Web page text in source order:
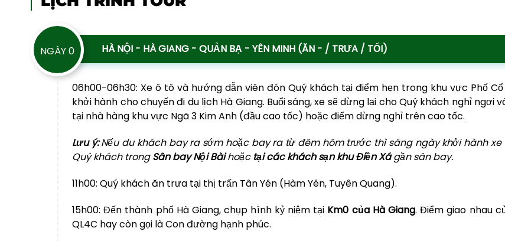
NGÀY 0 HÀ NỘI - HÀ GIANG - QUẢN BẠ - YÊN MINH (ĂN - / TRƯA / TỐI)
06h00-06h30: Xe ô tô và hướng dẫn viên đón Quý khách tại điểm hẹn trong khu vực Phố
khởi hành cho chuyến đi du lịch Hà Giang. Buổi sáng, xe sẽ dừng lại cho Quý khách nghỉ ngơi
tại nhà hàng khu vực Ngã 3 Kim Anh (đầu cao tốc) hoặc điểm dừng nghỉ trên cao tốc.
Lưu ý:Nếu du khách bay ra sớm hoặc bay ra từ đêm hôm trước thì sáng ngày khởi hành xe
Quý khách trongSân bay Nội Bàihoặc tại các khách sạn khu Điền Xágần sân bay.
11h00: Quý khách ăn trưa tại thị trấn Tân Yên (Hàm Yên, Tuyên Quang).
15h00: Đến thành phố Hà Giang, chụp hình kỷ niệm tại Km0 của Hà Giang. Điểm giao nhau
QL4C hay còn gọi là Con đường hạnh phúc.